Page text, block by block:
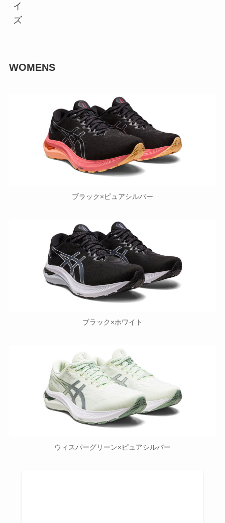
イ
ズ
WOMENS
ブラック×ピュアシルバー
ブラック×ホワイト
ウィスパーグリーン×ピュアシルバー